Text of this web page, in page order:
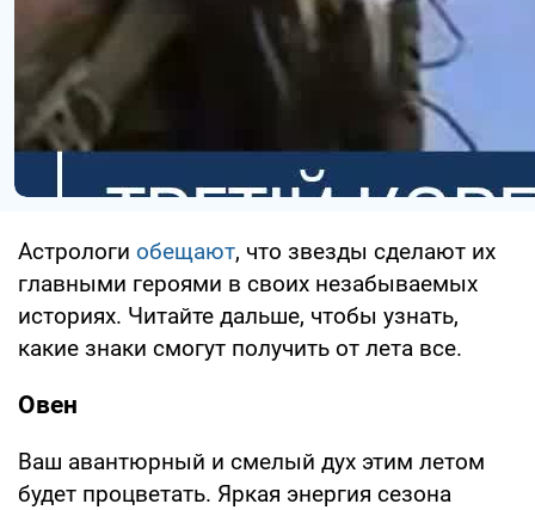
Астрологи обещают, что звезды сделают их
главными героями в своих незабываемых
историях. Читайте дальше, чтобы узнать,
какие знаки смогут получить от лета все.
Овен
Ваш авантюрный и смелый дух этим летом
будет процветать. Яркая энергия сезона